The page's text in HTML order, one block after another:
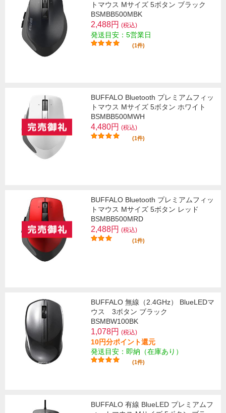
トマウス Mサイズ 5ボタン ブラック
BSMBB500MBK
2,488円 (税込)
発送目安：5営業日
(1件)
BUFFALO Bluetooth プレミアムフィッ
トマウス Mサイズ 5ボタン ホワイト
BSMBB500MWH
4,480円 (税込)
(1件)
BUFFALO Bluetooth プレミアムフィッ
トマウス Mサイズ 5ボタン レッド
BSMBB500MRD
2,488円 (税込)
(1件)
BUFFALO 無線（2.4GHz） BlueLEDマ
ウス 3ボタン ブラック
BSMBW100BK
1,078円 (税込)
10円分ポイント還元
発送目安：即納（在庫あり）
(1件)
BUFFALO 有線 BlueLED プレミアムフ